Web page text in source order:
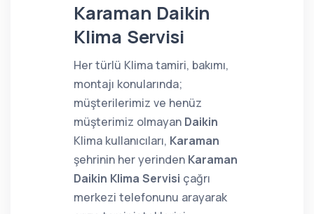
Karaman Daikin
Klima Servisi
Her türlü Klima tamiri, bakımı,
montajı konularında;
müşterilerimiz ve henüz
müşterimiz olmayan Daikin
Klima kullanıcıları, Karaman
şehrinin her yerinden Karaman
Daikin Klima Servisi çağrı
merkezi telefonunu arayarak